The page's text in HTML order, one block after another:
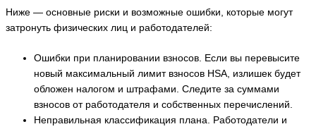
Ниже — основные риски и возможные ошибки, которые могут
затронуть физических лиц и работодателей:
Ошибки при планировании взносов. Если вы перевысите
новый максимальный лимит взносов HSA, излишек будет
обложен налогом и штрафами. Следите за суммами
взносов от работодателя и собственных перечислений.
Неправильная классификация плана. Работодатели и